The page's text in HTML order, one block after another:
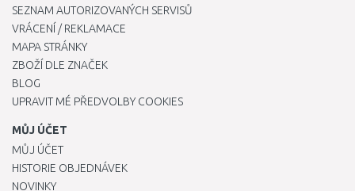
SEZNAM AUTORIZOVANÝCH SERVISŮ
VRÁCENÍ / REKLAMACE
MAPA STRÁNKY
ZBOŽÍ DLE ZNAČEK
BLOG
UPRAVIT MÉ PŘEDVOLBY COOKIES
MŮJ ÚČET
MŮJ ÚČET
HISTORIE OBJEDNÁVEK
NOVINKY